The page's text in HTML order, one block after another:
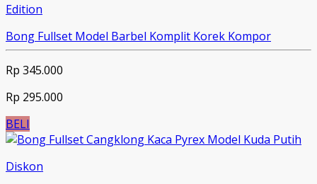
Edition
Bong Fullset Model Barbel Komplit Korek Kompor
Rp 345.000
Rp 295.000
BELI
Diskon